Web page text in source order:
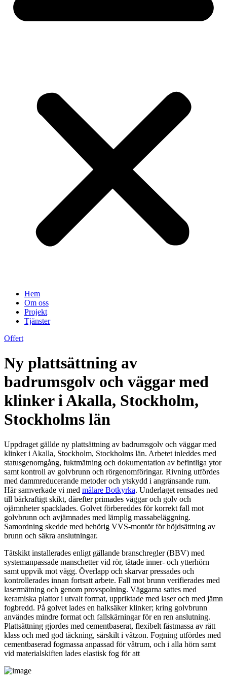
Hem
Om oss
Projekt
Tjänster
Offert
Ny plattsättning av
badrumsgolv och väggar med
klinker i Akalla, Stockholm,
Stockholms län
Uppdraget gällde ny plattsättning av badrumsgolv och väggar med
klinker i Akalla, Stockholm, Stockholms län. Arbetet inleddes med
statusgenomgång, fuktmätning och dokumentation av befintliga ytor
samt kontroll av golvbrunn och rörgenomföringar. Rivning utfördes
med dammreducerande metoder och ytskydd i angränsande rum.
Här samverkade vi med målare Botkyrka. Underlaget rensades ned
till bärkraftigt skikt, därefter primades väggar och golv och
ojämnheter spacklades. Golvet förbereddes för korrekt fall mot
golvbrunn och avjämnades med lämplig massabeläggning.
Samordning skedde med behörig VVS-montör för höjdsättning av
brunn och säkra anslutningar.
Tätskikt installerades enligt gällande branschregler (BBV) med
systemanpassade manschetter vid rör, tätade inner- och ytterhörn
samt uppvik mot vägg. Överlapp och skarvar pressades och
kontrollerades innan fortsatt arbete. Fall mot brunn verifierades med
lasermätning och genom provspolning. Väggarna sattes med
keramiska plattor i utvalt format, uppriktade med laser och med jämn
fogbredd. På golvet lades en halksäker klinker; kring golvbrunn
användes mindre format och fallskärningar för en ren anslutning.
Plattsättning gjordes med cementbaserat, flexibelt fästmassa av rätt
klass och med god täckning, särskilt i våtzon. Fogning utfördes med
cementbaserad fogmassa anpassad för våtrum, och i alla hörn samt
vid materialskiften lades elastisk fog för att